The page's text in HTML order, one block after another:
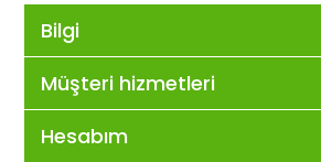
Bilgi
Müşteri hizmetleri
Hesabım